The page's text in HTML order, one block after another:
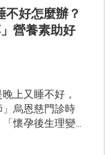
體不適等症
都產生了負面
不好怎麼辦？
營養素助好
上又睡不好，
烏恩慈門診時
懷孕後生理變